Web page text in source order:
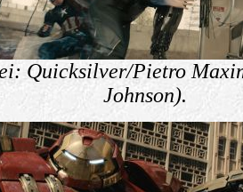
Quicksilver/Pietro
Johnson).